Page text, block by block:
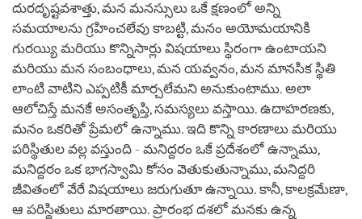
దురదృష్టవశాత్తు, మన మనస్సులు ఒకే క్షణంలో అన్ని
సమయాలను గ్రహించలేవు కాబట్టి, మనం అయోమయానికి
గురయ్యి మరియు కొన్నిసార్లు విషయాలు స్థిరంగా ఉంటాయని
మరియు మన సంబంధాలు, మన యవ్వనం, మన మానసిక స్థితి
లాంటి వాటిని ఎప్పటికీ మార్చలేమని అనుకుంటాము. అలా
ఆలోచిస్తే మనకే అసంతృప్తి, సమస్యలు వస్తాయి. ఉదాహరణకు,
మనం ఒకరితో ప్రేమలో ఉన్నాము. ఇది కొన్ని కారణాలు మరియు
పరిస్థితుల వల్ల వస్తుంది - మనిద్దరం ఒకే ప్రదేశంలో ఉన్నాము,
మనిద్దరం ఒక భాగస్వామి కోసం వెతుకుతున్నాము, మనిద్దరి
జీవితంలో వేరే విషయాలు జరుగుతూ ఉన్నాయి. కానీ, కాలక్రమేణా,
ఆ పరిస్థితులు మారతాయి. ప్రారంభ దశలో మనకు ఉన్న